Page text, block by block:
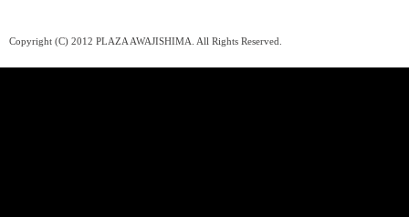
Copyright (C) 2012 PLAZA AWAJISHIMA. All Rights Reserved.